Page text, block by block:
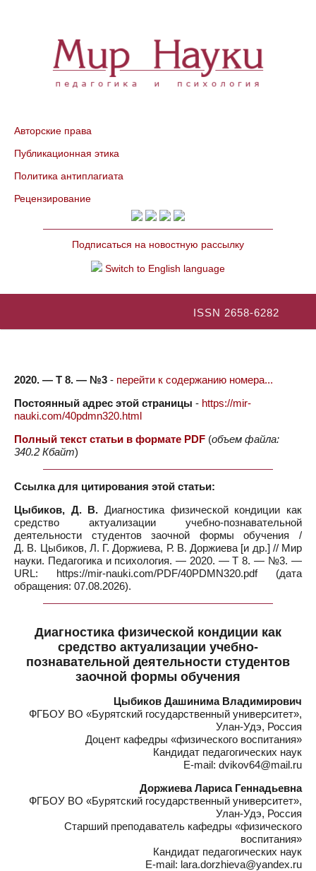
Авторские права
Публикационная этика
Политика антиплагиата
Рецензирование
Подписаться на новостную рассылку
Switch to English language
ISSN 2658-6282
2020. — Т 8. — №3 - перейти к содержанию номера...
Постоянный адрес этой страницы - https://mir-
nauki.com/40pdmn320.html
Полный текст статьи в формате PDF (объем файла:
340.2 Кбайт)
Ссылка для цитирования этой статьи:
Цыбиков, Д. В. Диагностика физической кондиции как
средство актуализации учебно-познавательной
деятельности студентов заочной формы обучения /
Д. В. Цыбиков, Л. Г. Доржиева, Р. В. Доржиева [и др.] // Мир
науки. Педагогика и психология. — 2020. — Т 8. — №3. —
URL: https://mir-nauki.com/PDF/40PDMN320.pdf (дата
обращения: 07.08.2026).
Диагностика физической кондиции как
средство актуализации учебно-
познавательной деятельности студентов
заочной формы обучения
Цыбиков Дашинима Владимирович
ФГБОУ ВО «Бурятский государственный университет»,
Улан-Удэ, Россия
Доцент кафедры «физического воспитания»
Кандидат педагогических наук
E-mail: dvikov64@mail.ru
Доржиева Лариса Геннадьевна
ФГБОУ ВО «Бурятский государственный университет»,
Улан-Удэ, Россия
Старший преподаватель кафедры «физического
воспитания»
Кандидат педагогических наук
E-mail: lara.dorzhieva@yandex.ru